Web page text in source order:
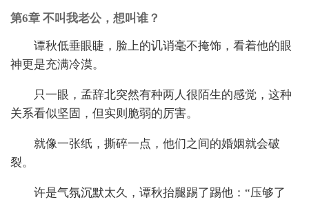
第6章 不叫我老公，想叫谁？
谭秋低垂眼睫，脸上的讥诮毫不掩饰，看着他的眼
神更是充满冷漠。
只一眼，孟辞北突然有种两人很陌生的感觉，这种
关系看似坚固，但实则脆弱的厉害。
就像一张纸，撕碎一点，他们之间的婚姻就会破
裂。
许是气氛沉默太久，谭秋抬腿踢了踢他：“压够了